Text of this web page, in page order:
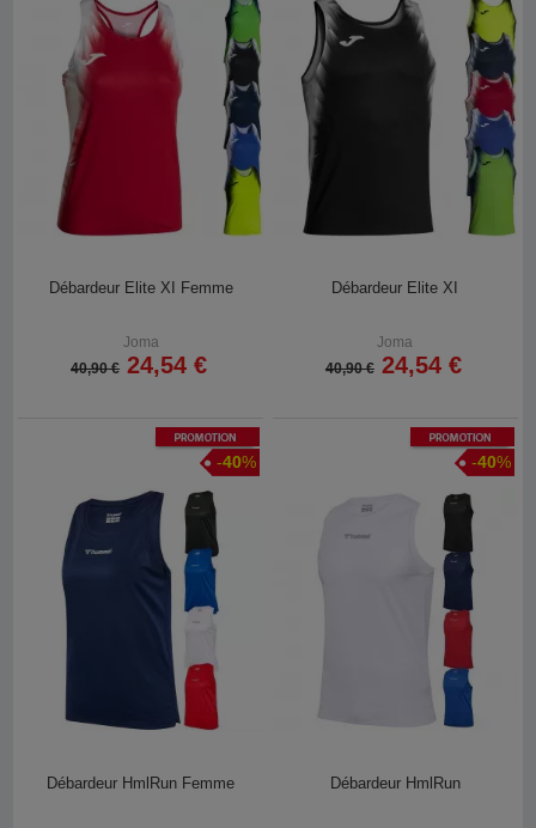
Débardeur Elite XI Femme
Joma
40,90 € 24,54 €
Débardeur Elite XI
Joma
40,90 € 24,54 €
Promotion
-40%
Débardeur HmlRun Femme
Promotion
-40%
Débardeur HmlRun